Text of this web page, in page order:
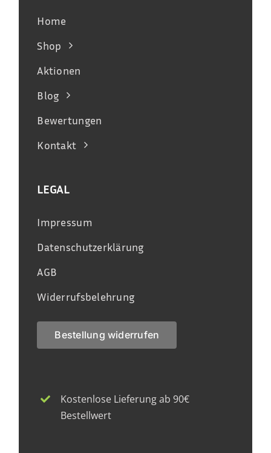
Home
Shop
Aktionen
Blog
Bewertungen
Kontakt
LEGAL
Impressum
Datenschutzerklärung
AGB
Widerrufsbelehrung
Bestellung widerrufen
Kostenlose Lieferung ab 90€
Bestellwert